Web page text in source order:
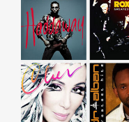
dźwiękowych